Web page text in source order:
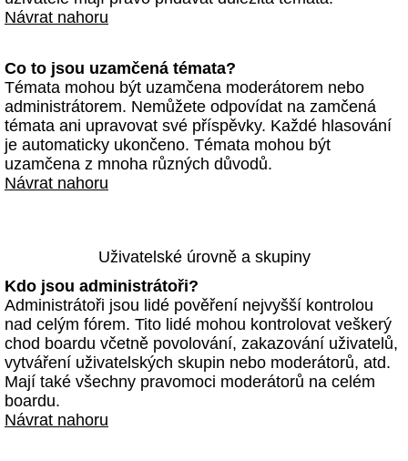
Návrat nahoru
Co to jsou uzamčená témata?
Témata mohou být uzamčena moderátorem nebo
administrátorem. Nemůžete odpovídat na zamčená
témata ani upravovat své příspěvky. Každé hlasování
je automaticky ukončeno. Témata mohou být
uzamčena z mnoha různých důvodů.
Návrat nahoru
Uživatelské úrovně a skupiny
Kdo jsou administrátoři?
Administrátoři jsou lidé pověření nejvyšší kontrolou
nad celým fórem. Tito lidé mohou kontrolovat veškerý
chod boardu včetně povolování, zakazování uživatelů,
vytváření uživatelských skupin nebo moderátorů, atd.
Mají také všechny pravomoci moderátorů na celém
boardu.
Návrat nahoru